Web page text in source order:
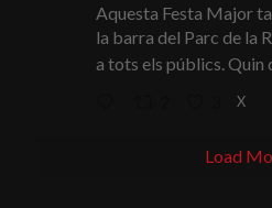
Aquesta Festa Major
la barra del Parc de la
a tots els públics. Quin
X
Load